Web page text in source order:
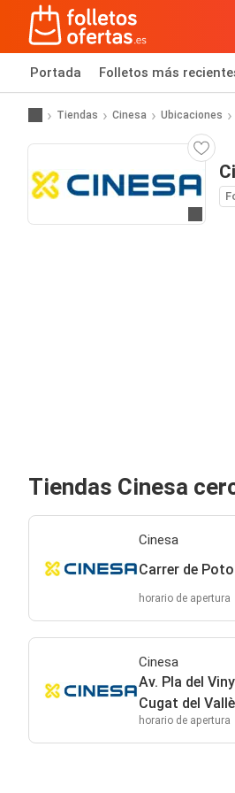
Portada Folletos más
Tiendas Cinesa Ubicaciones
Tiendas Cinesa
Cinesa
Carrer de
horario de apertura
Cinesa
Av. Pla del
Cugat del
horario de apertura